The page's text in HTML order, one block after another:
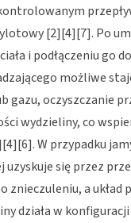
[2][4][7]. Po
i podłączeniu go
możliwe
gazu, oczyszczanie
wydzieliny, co
W przypadku
uzyskuje się przez
znieczuleniu, a układ
działa w